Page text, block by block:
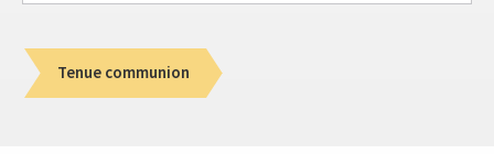
Tenue communion